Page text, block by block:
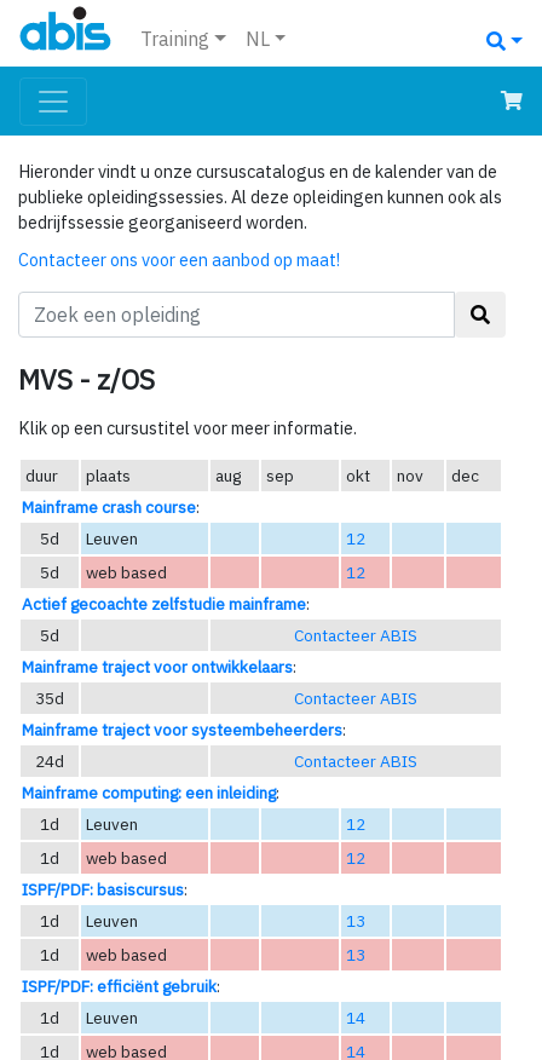
Training NL
Hieronder vindt u onze cursuscatalogus en de kalender van de
publieke opleidingssessies. Al deze opleidingen kunnen ook als
bedrijfssessie georganiseerd worden.
Contacteer ons voor een aanbod op maat!
MVS - z/OS
Klik op een cursustitel voor meer informatie.
duur plaats aug sep okt nov
dec
Mainframe crash course:
5d
Leuven
12
5d
web based
12
Actief gecoachte zelfstudie mainframe:
5d
Contacteer ABIS
Mainframe traject voor ontwikkelaars:
35d
Contacteer ABIS
Mainframe traject voor systeembeheerders:
24d
Contacteer ABIS
Mainframe computing: een inleiding:
1d
Leuven
12
1d
web based
12
ISPF/PDF: basiscursus:
1d
Leuven
13
1d
web based
13
ISPF/PDF: efficiënt gebruik:
1d
Leuven
14
1d
web based
14